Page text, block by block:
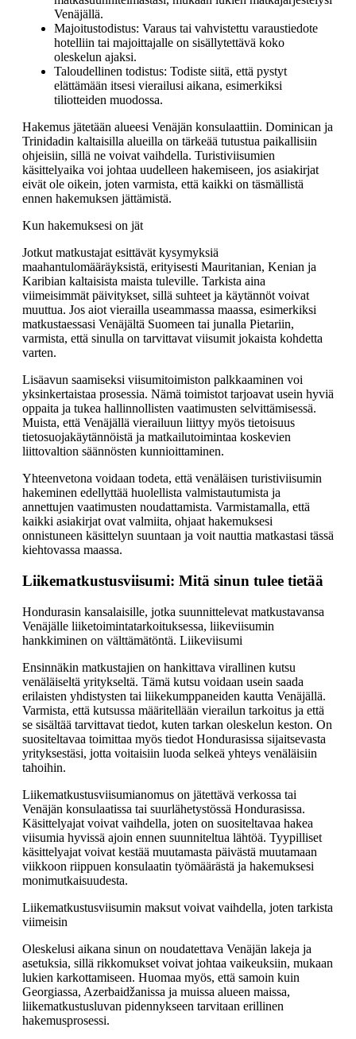
Venäjällä.
Majoitustodistus: Varaus tai vahvistettu varaustiedote
hotelliin tai majoittajalle on sisällytettävä koko
oleskelun ajaksi.
Taloudellinen todistus: Todiste siitä, että pystyt
elättämään itsesi vierailusi aikana, esimerkiksi
tiliotteiden muodossa.
Hakemus jätetään alueesi Venäjän konsulaattiin. Dominican ja
Trinidadin kaltaisilla alueilla on tärkeää tutustua paikallisiin
ohjeisiin, sillä ne voivat vaihdella. Turistiviisumien
käsittelyaika voi johtaa uudelleen hakemiseen, jos asiakirjat
eivät ole oikein, joten varmista, että kaikki on täsmällistä
ennen hakemuksen jättämistä.
Kun hakemuksesi on jät
Jotkut matkustajat esittävät kysymyksiä
maahantulomääräyksistä, erityisesti Mauritanian, Kenian ja
Karibian kaltaisista maista tuleville. Tarkista aina
viimeisimmät päivitykset, sillä suhteet ja käytännöt voivat
muuttua. Jos aiot vierailla useammassa maassa, esimerkiksi
matkustaessasi Venäjältä Suomeen tai junalla Pietariin,
varmista, että sinulla on tarvittavat viisumit jokaista kohdetta
varten.
Lisäavun saamiseksi viisumitoimiston palkkaaminen voi
yksinkertaistaa prosessia. Nämä toimistot tarjoavat usein hyviä
oppaita ja tukea hallinnollisten vaatimusten selvittämisessä.
Muista, että Venäjällä vierailuun liittyy myös tietoisuus
tietosuojakäytännöistä ja matkailutoimintaa koskevien
liittovaltion säännösten kunnioittaminen.
Yhteenvetona voidaan todeta, että venäläisen turistiviisumin
hakeminen edellyttää huolellista valmistautumista ja
annettujen vaatimusten noudattamista. Varmistamalla, että
kaikki asiakirjat ovat valmiita, ohjaat hakemuksesi
onnistuneen käsittelyn suuntaan ja voit nauttia matkastasi tässä
kiehtovassa maassa.
Liikematkustusviisumi: Mitä sinun tulee tietää
Hondurasin kansalaisille, jotka suunnittelevat matkustavansa
Venäjälle liiketoimintatarkoituksessa, liikeviisumin
hankkiminen on välttämätöntä. Liikeviisumi
Ensinnäkin matkustajien on hankittava virallinen kutsu
venäläiseltä yritykseltä. Tämä kutsu voidaan usein saada
erilaisten yhdistysten tai liikekumppaneiden kautta Venäjällä.
Varmista, että kutsussa määritellään vierailun tarkoitus ja että
se sisältää tarvittavat tiedot, kuten tarkan oleskelun keston. On
suositeltavaa toimittaa myös tiedot Hondurasissa sijaitsevasta
yrityksestäsi, jotta voitaisiin luoda selkeä yhteys venäläisiin
tahoihin.
Liikematkustusviisumianomus on jätettävä verkossa tai
Venäjän konsulaatissa tai suurlähetystössä Hondurasissa.
Käsittelyajat voivat vaihdella, joten on suositeltavaa hakea
viisumia hyvissä ajoin ennen suunniteltua lähtöä. Tyypilliset
käsittelyajat voivat kestää muutamasta päivästä muutamaan
viikkoon riippuen konsulaatin työmäärästä ja hakemuksesi
monimutkaisuudesta.
Liikematkustusviisumin maksut voivat vaihdella, joten tarkista
viimeisin
Oleskelusi aikana sinun on noudatettava Venäjän lakeja ja
asetuksia, sillä rikkomukset voivat johtaa vaikeuksiin, mukaan
lukien karkottamiseen. Huomaa myös, että samoin kuin
Georgiassa, Azerbaidžanissa ja muissa alueen maissa,
liikematkustusluvan pidennykseen tarvitaan erillinen
hakemusprosessi.